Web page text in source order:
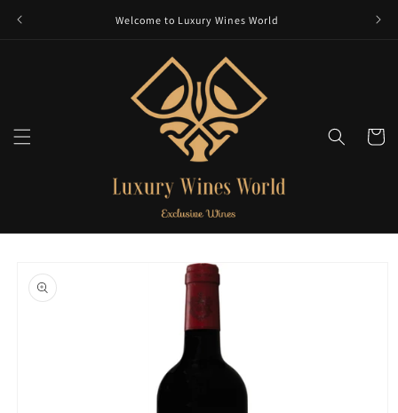
Welcome to Luxury Wines World
Panier
informations
produits